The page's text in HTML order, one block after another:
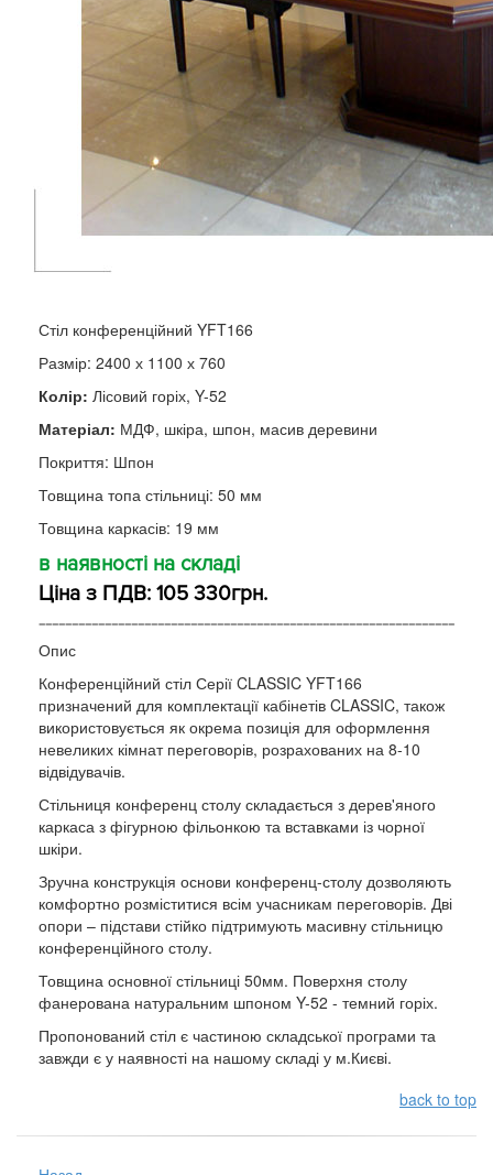
Стіл конференційний YFT166
Размір: 2400 х 1100 х 760
Колір: Лісовий горіх, Y-52
Матеріал: МДФ, шкіра, шпон, масив деревини
Покриття: Шпон
Товщина топа стільниці: 50 мм
Товщина каркасів: 19 мм
в наявності на складі
Ціна з ПДВ: 105 330грн.
---------------------------------------------------------------
Опис
Конференційний стіл Серії CLASSIC YFT166
призначений для комплектації кабінетів CLASSIC, також
використовується як окрема позиція для оформлення
невеликих кімнат переговорів, розрахованих на 8-10
відвідувачів.
Стільниця конференц столу складається з дерев'яного
каркаса з фігурною фільонкою та вставками із чорної
шкіри.
Зручна конструкція основи конференц-столу дозволяють
комфортно розміститися всім учасникам переговорів. Дві
опори – підстави стійко підтримують масивну стільницю
конференційного столу.
Товщина основної стільниці 50мм. Поверхня столу
фанерована натуральним шпоном Y-52 - темний горіх.
Пропонований стіл є частиною складської програми та
завжди є у наявності на нашому складі у м.Києві.
back to top